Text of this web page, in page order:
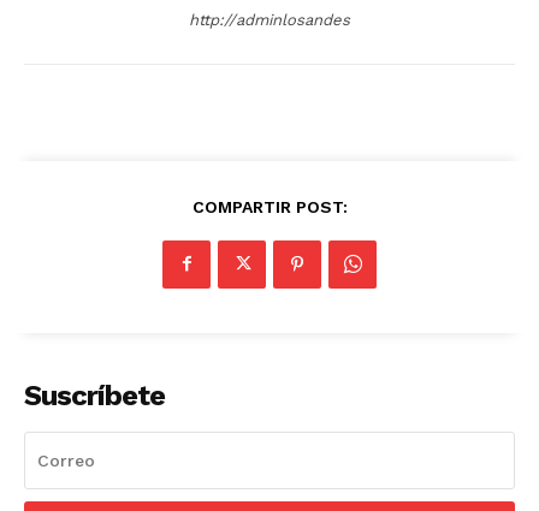
http://adminlosandes
COMPARTIR POST:
Suscríbete